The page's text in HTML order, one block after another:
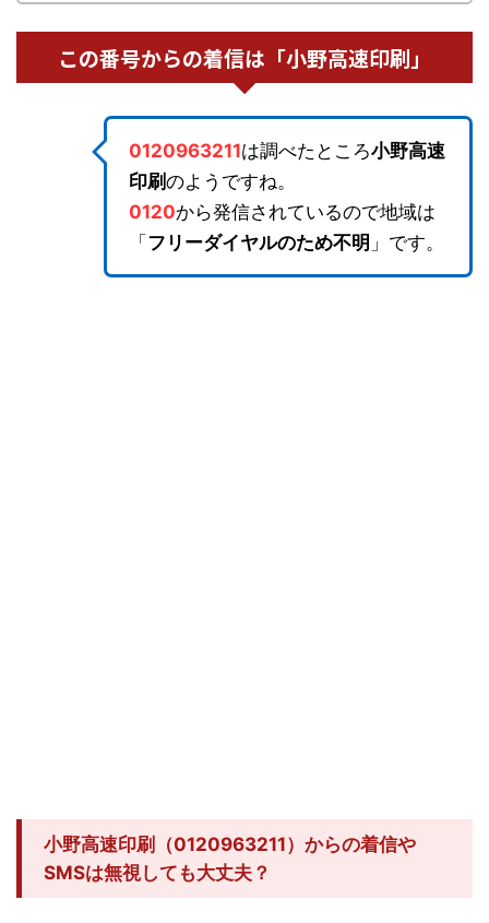
この番号からの着信は「小野高速印刷」
0120963211は調べたところ小野高速
印刷のようですね。
0120から発信されているので地域は
「 フリーダイヤルのため不明 」です。
小野高速印刷（0120963211）からの着信や
SMSは無視しても大丈夫？